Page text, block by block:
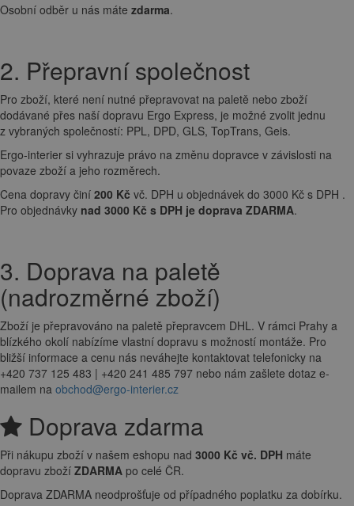
Osobní odběr u nás máte zdarma.
2. Přepravní společnost
Pro zboží, které není nutné přepravovat na paletě nebo zboží
dodávané přes naší dopravu Ergo Express, je možné zvolit jednu
z vybraných společností: PPL, DPD, GLS, TopTrans, Geis.
Ergo-interier si vyhrazuje právo na změnu dopravce v závislosti na
povaze zboží a jeho rozměrech.
Cena dopravy činí 200 Kč vč. DPH u objednávek do 3000 Kč s DPH .
Pro objednávky nad 3000 Kč s DPH je doprava ZDARMA.
3. Doprava na paletě
(nadrozměrné zboží)
Zboží je přepravováno na paletě přepravcem DHL. V rámci Prahy a
blízkého okolí nabízíme vlastní dopravu s možností montáže. Pro
bližší informace a cenu nás neváhejte kontaktovat telefonicky na
+420 737 125 483 | +420 241 485 797 nebo nám zašlete dotaz e-
mailem na obchod@ergo-interier.cz
Doprava zdarma
Při nákupu zboží v našem eshopu nad 3000 Kč vč. DPH máte
dopravu zboží ZDARMA po celé ČR.
Doprava ZDARMA neodprošťuje od případného poplatku za dobírku.